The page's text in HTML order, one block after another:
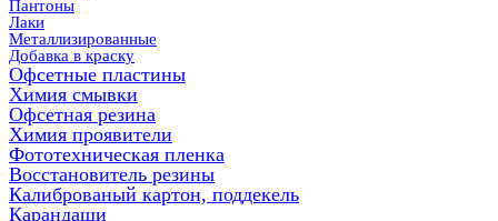
Пантоны
Лаки
Металлизированные
Добавка в краску
Офсетные пластины
Химия смывки
Офсетная резина
Химия проявители
Фототехническая пленка
Восстановитель резины
Калиброваный картон, поддекель
Карандаши